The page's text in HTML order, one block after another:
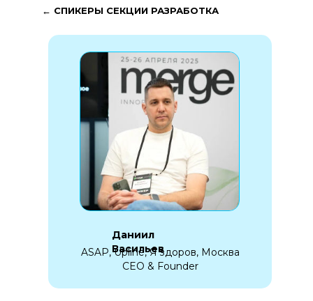
← СПИКЕРЫ СЕКЦИИ РАЗРАБОТКА
Даниил
Васильев
ASAP, Upline, Я здоров, Москва
CEO & Founder